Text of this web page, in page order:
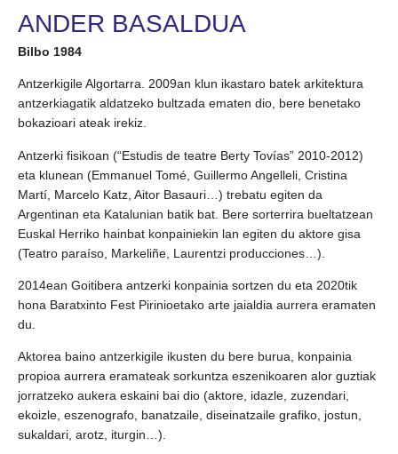
ANDER BASALDUA
Bilbo 1984
Antzerkigile Algortarra. 2009an klun ikastaro batek arkitektura
antzerkiagatik aldatzeko bultzada ematen dio, bere benetako
bokazioari ateak irekiz.
Antzerki fisikoan (“Estudis de teatre Berty Tovías” 2010-2012)
eta klunean (Emmanuel Tomé, Guillermo Angelleli, Cristina
Martí, Marcelo Katz, Aitor Basauri…) trebatu egiten da
Argentinan eta Katalunian batik bat. Bere sorterrira bueltatzean
Euskal Herriko hainbat konpainiekin lan egiten du aktore gisa
(Teatro paraíso, Markeliñe, Laurentzi producciones…).
2014ean Goitibera antzerki konpainia sortzen du eta 2020tik
hona Baratxinto Fest Pirinioetako arte jaialdia aurrera eramaten
du.
Aktorea baino antzerkigile ikusten du bere burua, konpainia
propioa aurrera eramateak sorkuntza eszenikoaren alor guztiak
jorratzeko aukera eskaini bai dio (aktore, idazle, zuzendari,
ekoizle, eszenografo, banatzaile, diseinatzaile grafiko, jostun,
sukaldari, arotz, iturgin…).